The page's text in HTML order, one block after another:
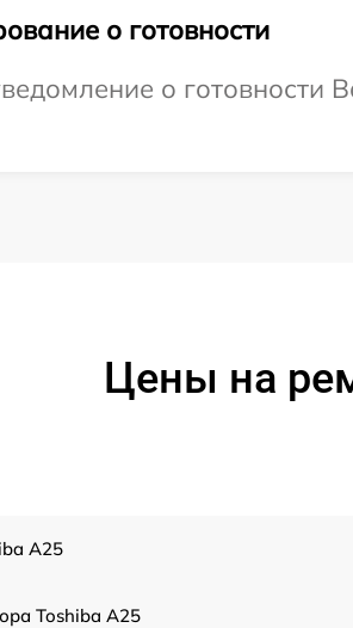
о готовности
о готовности
Цены на
A25
Toshiba A25